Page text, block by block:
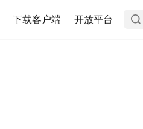
下载客户端 开放平台